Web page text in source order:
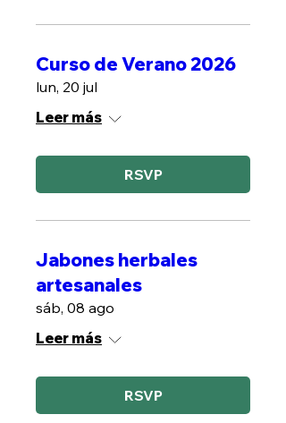
Curso de Verano 2026
lun, 20 jul
Leer más
RSVP
Jabones herbales
artesanales
sáb, 08 ago
Leer más
RSVP